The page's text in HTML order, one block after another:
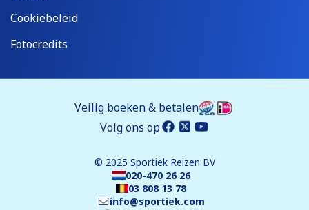
Cookiebeleid
Fotocredits
Veilig boeken & betalen
Volg ons op
© 2025 Sportiek Reizen BV
020-470 26 26
03 808 13 78
info@sportiek.com